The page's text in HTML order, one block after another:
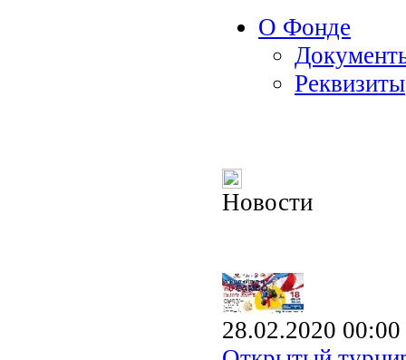
О Фонде
Реквизиты
Новости
28.02.2020 00:00